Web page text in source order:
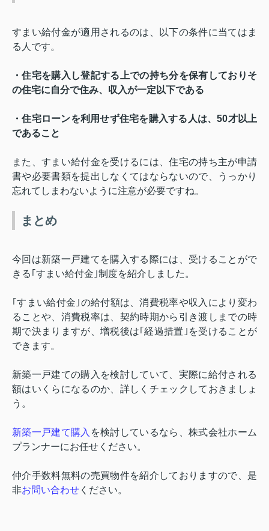
すまい給付金が適用されるのは、以下の条件に当てはま
る人です。
・住宅を購入し登記する上での持ち分を保有しておりそ
の住宅に自分で住み、収入が一定以下である
・住宅ローンを利用せず住宅を購入する人は、50才以上
であること
また、すまい給付金を受けるには、住宅の持ち主が申請
書や必要書類を提出しなくてはならないので、うっかり
忘れてしまわないように注意が必要ですね。
まとめ
今回は新築一戸建てを購入する際には、受けることがで
きる｢すまい給付金｣制度を紹介しました。
｢すまい給付金｣の給付額は、消費税率や収入により変わ
ることや、消費税率は、契約時期から引き渡しまでの時
期で決まりますが、増税後は｢経過措置｣を受けることが
できます。
新築一戸建ての購入を検討していて、実際に給付される
額はいくらになるのか、詳しくチェックしておきましょ
う。
新築一戸建て購入 を検討しているなら、株式会社ホーム
プランナーにお任せください。
仲介手数料無料の売買物件を紹介しておりますので、是
非お問い合わせ ください。